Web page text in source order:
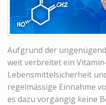
Aufgrund der
weit verbreitet ein
Lebensmittelsicherheit
regelmässige Einnahme
es dazu vorgängig keine